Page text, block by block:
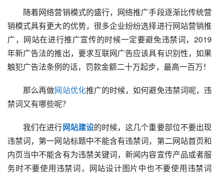
随着网络营销模式的盛行，网络推广手段逐渐比传统营
销模式具有更大的优势，很多企业纷纷选择进行网站营销推
广，网站在进行推广宣传的时候一定要避免违禁词，2019
年新广告法的推出，要求互联网广告应该具有识别性，如果
触犯广告法条例的话，罚款金额二十万起步，最高一百万！
那么再做网站优化推广的时候，如何避免违禁词呢，违
禁词又有哪些呢？
我们在进行网站建设的时候，这几个重要部位不要出现
违禁词，第一网站标题中不能含有违禁词，第二网站首页和
内页当中不能含有为违禁关键词，新闻内容宣传产品或者服
务时不要使用违禁词，网站设计图片中也不要使用违禁词